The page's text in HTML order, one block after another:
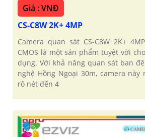
Giá : VNĐ
CS-C8W 2K+ 4MP
Camera quan sát CS-C8W 2K+
CMOS là một sản phẩm tuyệt vời
dụng. Với khả năng quan sát ban
nghệ Hồng Ngoại 30m, camera
rõ nét đến 4